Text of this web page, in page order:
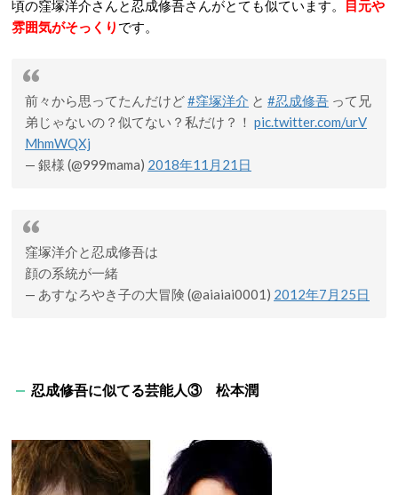
頃の窪塚洋介さんと忍成修吾さんがとても似ています。
目元や
雰囲気がそっくり です。
前々から思ってたんだけど#窪塚洋介 と #忍成修吾 って兄
弟じゃないの？似てない？私だけ？！ pic.twitter.com/urV
MhmWQXj
— 銀様 (@999mama) 2018年11月21日
窪塚洋介と忍成修吾は
顔の系統が一緒
— あすなろやき子の大冒険 (@aiaiai0001) 2012年7月25日
忍成修吾に似てる芸能人③ 松本潤